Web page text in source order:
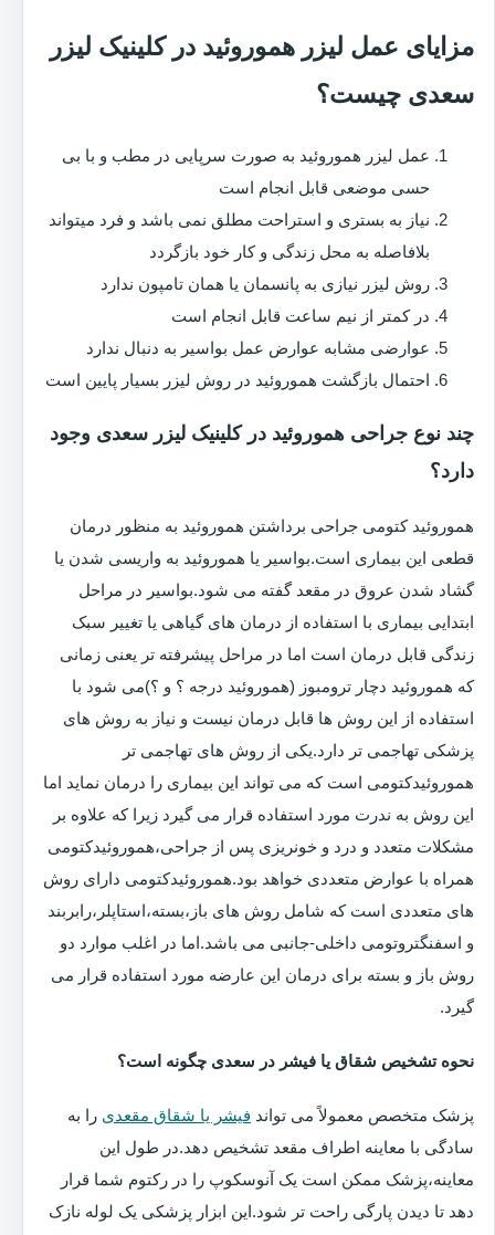
مزایای عمل لیزر هموروئید در کلینیک لیزر
سعدی چیست؟
عمل لیزر هموروئید به صورت سرپایی در مطب و با بی
حسی موضعی قابل انجام است
نیاز به بستری و استراحت مطلق نمی باشد و فرد میتواند
بلافاصله به محل زندگی و کار خود بازگردد
روش لیزر نیازی به پانسمان یا همان تامپون ندارد
در کمتر از نیم ساعت قابل انجام است
عوارضی مشابه عوارض عمل بواسیر به دنبال ندارد
احتمال بازگشت هموروئید در روش لیزر بسیار پایین است
چند نوع جراحی هموروئید در کلینیک لیزر سعدی وجود
دارد؟
هموروئید کتومی جراحی برداشتن هموروئید به منظور درمان
قطعی این بیماری است.بواسیر یا هموروئید به واریسی شدن یا
گشاد شدن عروق در مقعد گفته می شود.بواسیر در مراحل
ابتدایی بیماری با استفاده از درمان های گیاهی یا تغییر سبک
زندگی قابل درمان است اما در مراحل پیشرفته تر یعنی زمانی
که هموروئید دچار ترومبوز (هموروئید درجه ؟ و ؟)می شود با
استفاده از این روش ها قابل درمان نیست و نیاز به روش های
پزشکی تهاجمی تر دارد.یکی از روش های تهاجمی تر
هموروئیدکتومی است که می تواند این بیماری را درمان نماید اما
این روش به ندرت مورد استفاده قرار می گیرد زیرا که علاوه بر
مشکلات متعدد و درد و خونریزی پس از جراحی،هموروئیدکتومی
همراه با عوارض متعددی خواهد بود.هموروئیدکتومی دارای روش
های متعددی است که شامل روش های باز،بسته،استاپلر،رابربند
و اسفنگتروتومی داخلی-جانبی می باشد.اما در اغلب موارد دو
روش باز و بسته برای درمان این عارضه مورد استفاده قرار می
گیرد.
نحوه تشخیص شقاق یا فیشر در سعدی چگونه است؟
پزشک متخصص معمولاً می تواند فیشر یا شقاق مقعدی را به
سادگی با معاینه اطراف مقعد تشخیص دهد.در طول این
معاینه،پزشک ممکن است یک آنوسکوپ را در رکتوم شما قرار
دهد تا دیدن پارگی راحت تر شود.این ابزار پزشکی یک لوله نازک